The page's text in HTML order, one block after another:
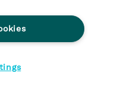
données